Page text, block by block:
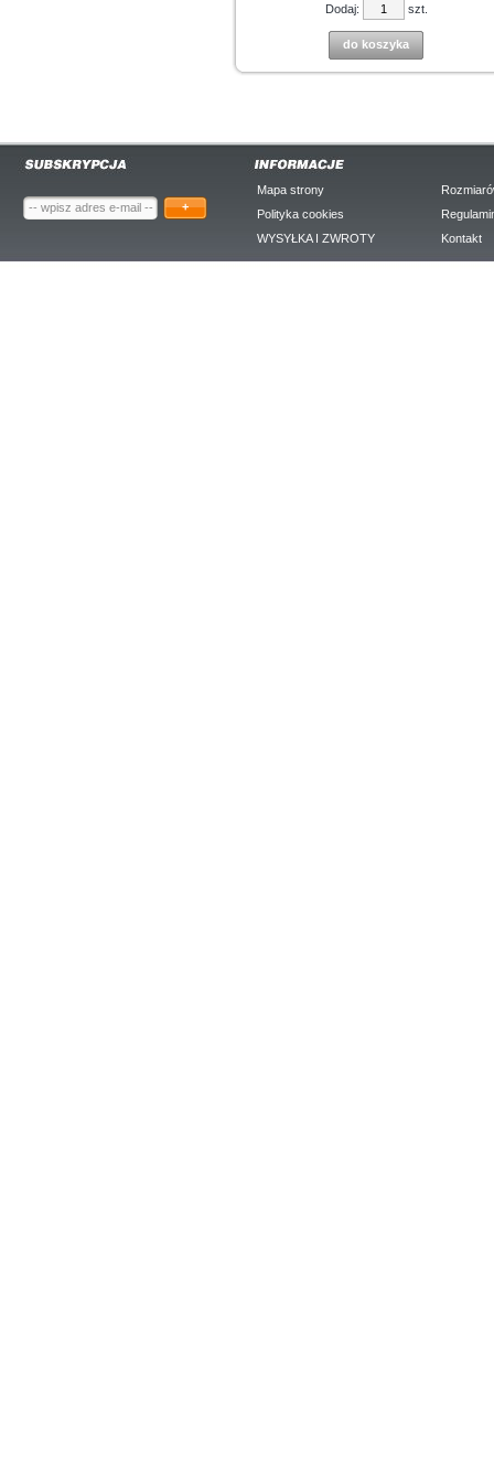
Dodaj: szt.
do koszyka
+
Mapa strony
Polityka cookies
WYSYŁKA I ZWROTY
Kontakt